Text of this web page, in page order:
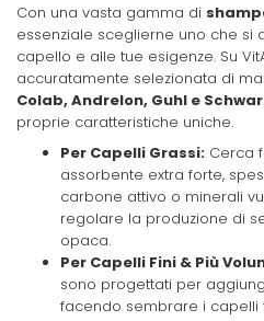
Con una vasta gamma di
essenziale sceglierne uno che si
capello e alle tue esigenze. Su
accuratamente selezionata di
Colab, Andrelon, Guhl e
proprie caratteristiche uniche.
Per Capelli Grassi: Cerca
assorbente extra forte,
carbone attivo o minerali
regolare la produzione di
opaca.
Per Capelli Fini & Più
sono progettati per
facendo sembrare i capelli